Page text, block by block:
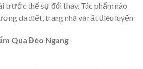
trước thế sự đổi thay. Tác phẩm nào
da diết, trang nhã và rất điêu luyện
Qua Đèo Ngang